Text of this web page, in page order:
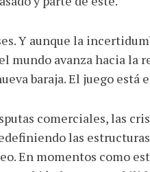
Y aunque la
mundo avanza hacia la
baraja. El juego está
comerciales, las
las
En momentos como